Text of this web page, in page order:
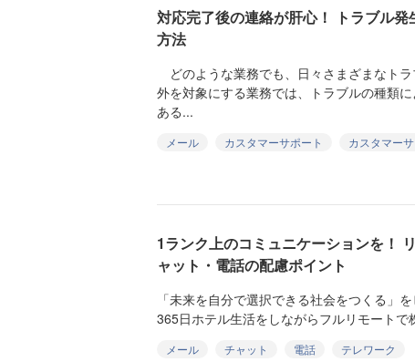
対応完了後の連絡が肝心！ トラブル
方法
どのような業務でも、日々さまざまなト
外を対象にする業務では、トラブルの種類
ある...
メール カスタマーサポート
カスタマー
1ランク上のコミュニケーションを！
ャット・電話の配慮ポイント
「未来を自分で選択できる社会をつくる」
365日ホテル生活をしながらフルリモートで
メール チャット 電話
テレワーク